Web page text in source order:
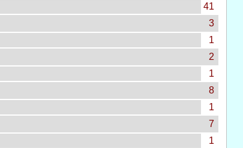
41
3
1
2
1
8
1
7
1